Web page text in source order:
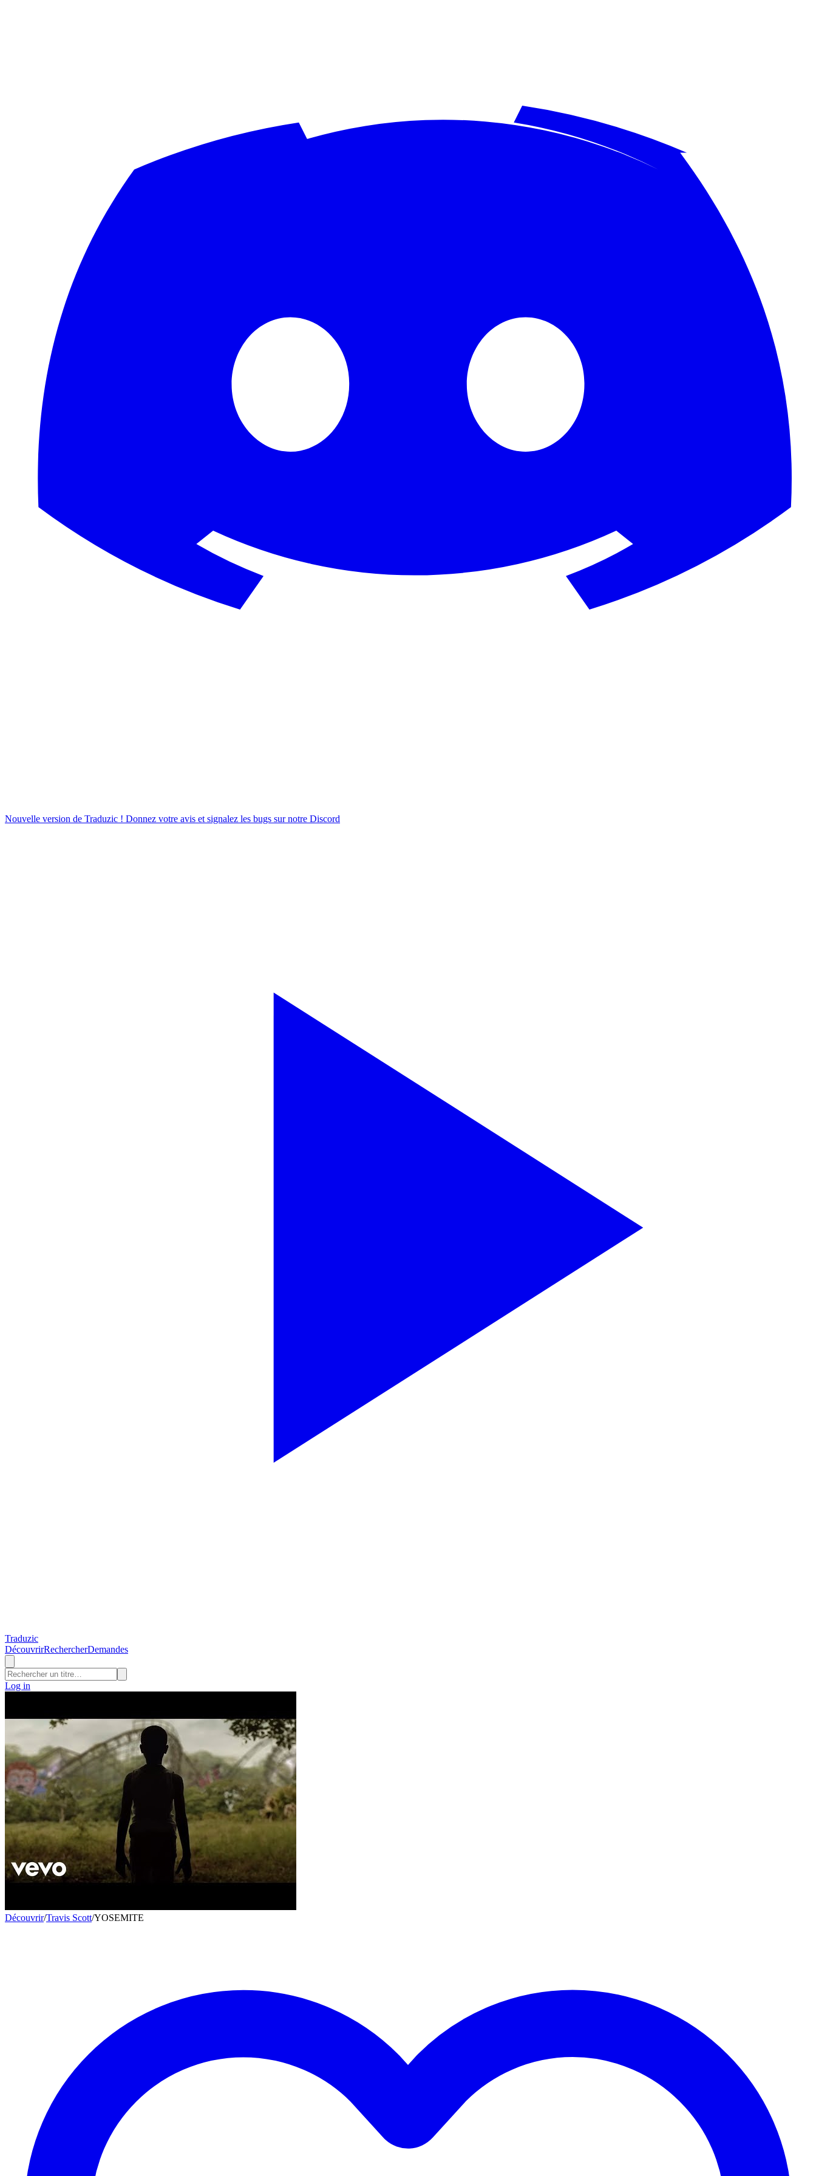
Nouvelle version de Traduzic ! Donnez votre avis et signalez les bugs sur notre Discord
Traduzic
DécouvrirRechercherDemandes
Log in
Découvrir/Travis Scott/YOSEMITE